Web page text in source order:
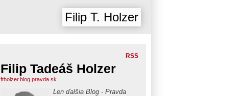
Filip T. Holzer
RSS
Filip Tadeáš Holzer
ftholzer.blog.pravda.sk
Len ďalšia Blog - Pravda